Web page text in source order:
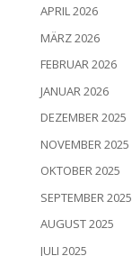
APRIL 2026
MÄRZ 2026
FEBRUAR 2026
JANUAR 2026
DEZEMBER 2025
NOVEMBER 2025
OKTOBER 2025
SEPTEMBER 2025
AUGUST 2025
JULI 2025